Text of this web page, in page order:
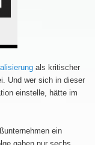
als kritischer
Und wer sich in dieser
einstelle, hätte im
ein